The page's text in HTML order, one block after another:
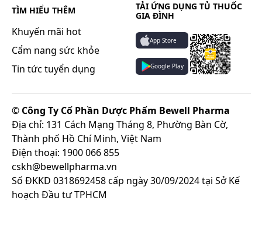
TÌM HIỂU THÊM
Khuyến mãi hot
Cẩm nang sức khỏe
Tin tức tuyển dụng
TẢI ỨNG DỤNG TỦ THUỐC
GIA ĐÌNH
App Store
Google Play
© Công Ty Cổ Phần Dược Phẩm Bewell Pharma
Địa chỉ: 131 Cách Mạng Tháng 8, Phường Bàn Cờ,
Thành phố Hồ Chí Minh, Việt Nam
Điện thoại: 1900 066 855
cskh@bewellpharma.vn
Số ĐKKD 0318692458 cấp ngày 30/09/2024 tại Sở Kế
hoạch Đầu tư TPHCM